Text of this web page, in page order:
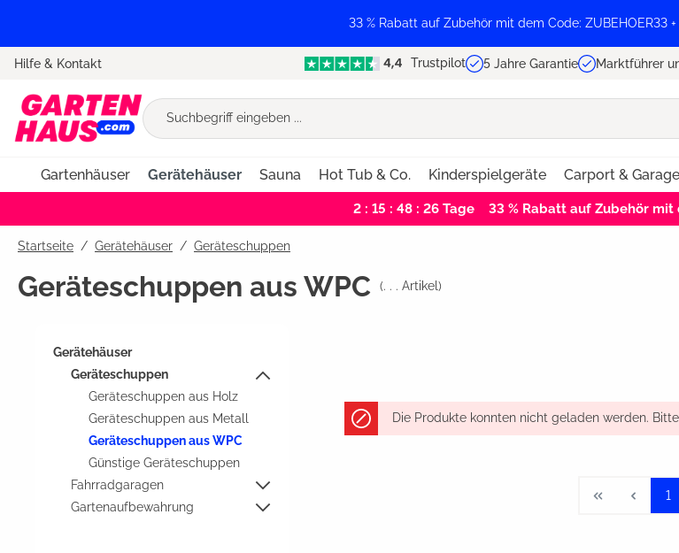
33 % Rabatt auf Zubehör mit dem Code: ZUBEHOER33
Hilfe & Kontakt Trustpilot 5 Jahre Garantie Marktführer
Gartenhäuser Gerätehäuser Sauna Hot Tub & Co. Kinderspielgeräte Carport & Garage
2 : 15 : 48 : 26Tage 33 % Rabatt auf Zubehör mit
Startseite Gerätehäuser / Geräteschuppen
Geräteschuppen aus WPC (. . . Artikel)
Gerätehäuser
Geräteschuppen
Geräteschuppen aus Holz
Geräteschuppen aus Metall
Geräteschuppen aus WPC
Günstige Geräteschuppen
Fahrradgaragen
Gartenaufbewahrung
Die Produkte konnten nicht geladen werden.
1